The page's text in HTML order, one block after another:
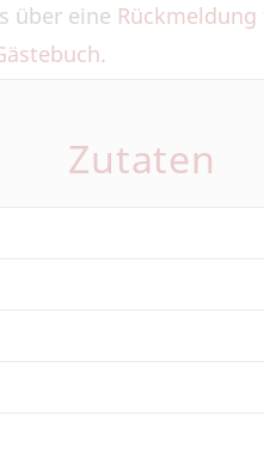
über eine Rückmeldung
Zutaten